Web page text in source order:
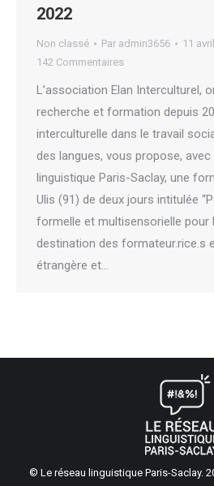
2022
Non classé Par admin3656
11
142 Commentaires
L’association Elan Interculturel,
recherche et formation depuis
interculturelle dans le travail
des langues, vous propose, avec
linguistique Paris-Saclay, une
Ulis (91) de deux jours intitulée
formelle et multisensorielle pour
destination des formateur.rice.s
étrangère et…
© Le réseau linguistique Paris-Saclay.